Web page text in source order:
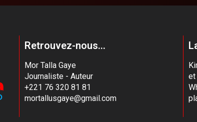
Retrouvez-nous...
Mor Talla Gaye
Journaliste - Auteur
+221 76 320 81 81
mortallusgaye@gmail.com